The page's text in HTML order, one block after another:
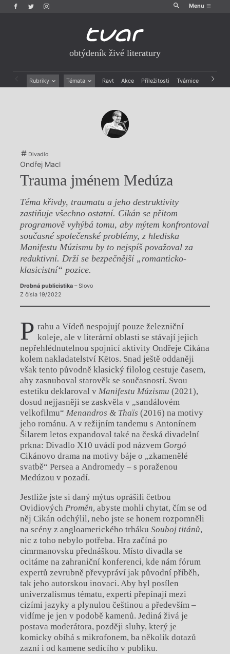
Menu
obtýdeník živé literatury
Rubriky Témata Ravt Akce Příležitosti Tvárnice Archiv
Výroční ceny
Divadlo
Ondřej Macl
Trauma jménem Medúza
Téma křivdy, traumatu a jeho destruktivity
zastiňuje všechno ostatní. Cikán se přitom
programově vyhýbá tomu, aby mýtem konfrontoval
současné společenské problémy, z hlediska
Manifestu Múzismu by to nejspíš považoval za
reduktivní. Drží se bezpečnější „romanticko-
klasicistní“ pozice.
Drobná publicistika– Slovo
Z čísla 19/2022
P rahu a Vídeň nespojují pouze železniční
koleje, ale v literární oblasti se stávají jejich
nepřehlédnutelnou spojnicí aktivity Ondřeje Cikána
kolem nakladatelství Kētos. Snad ještě oddaněji
však tento původně klasický filolog cestuje časem,
aby zasnuboval starověk se současností. Svou
estetiku deklaroval v Manifestu Múzismu (2021),
dosud nejjasněji se zaskvěla v „sandálovém
velkofilmu“ Menandros & Thaïs (2016) na motivy
jeho románu. A v režijním tandemu s Antonínem
Šilarem letos expandoval také na česká divadelní
prkna: Divadlo X10 uvádí pod názvem Gorgó
Cikánovo drama na motivy báje o „zkamenělé
svatbě“ Persea a Andromedy – s poraženou
Medúzou v pozadí.
Jestliže jste si daný mýtus oprášili četbou
Ovidiových Proměn, abyste mohli chytat, čím se od
něj Cikán odchýlil, nebo jste se honem rozpomněli
na scény z angloamerického trháku Souboj titánů,
nic z toho nebylo potřeba. Hra začíná po
cimrmanovsku přednáškou. Místo divadla se
ocitáme na zahraniční konferenci, kde nám fórum
expertů zevrubně převypráví jak původní příběh,
tak jeho autorskou inovaci. Aby byl posílen
univerzalismus tématu, experti přepínají mezi
cizími jazyky a plynulou češtinou a především –
vidíme je jen v podobě kamenů. Jediná živá je
postava moderátora, později sluhy, který je
komicky obíhá s mikrofonem, ba několik dotazů
zazní i od kamene sedícího v publiku.